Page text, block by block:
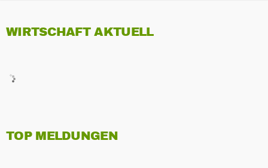
WIRTSCHAFT AKTUELL
TOP MELDUNGEN